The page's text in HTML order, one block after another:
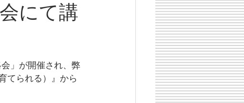
にて講
」が開催され、弊
てられる）』から